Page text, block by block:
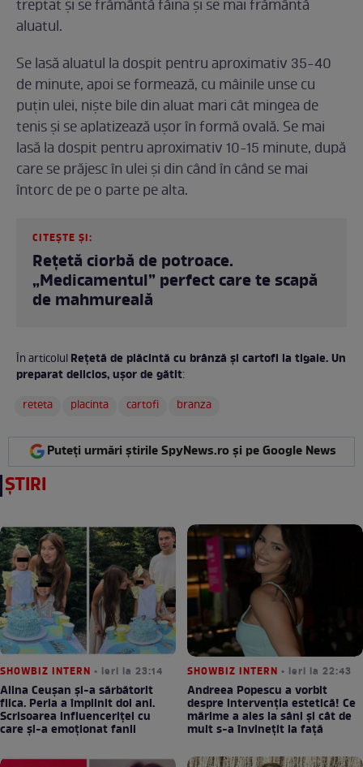
treptat și se frământă făina și se mai frământă
aluatul.
Se lasă aluatul la dospit pentru aproximativ 35-40
de minute, apoi se formează, cu mâinile unse cu
puțin ulei, niște bile din aluat mari cât mingea de
tenis și se aplatizează ușor în formă ovală. Se mai
lasă la dospit pentru aproximativ 10-15 minute, după
care se prăjesc în ulei și din când în când se mai
întorc de pe o parte pe alta.
CITEȘTE ȘI:
Rețetă ciorbă de potroace.
„Medicamentul” perfect care te scapă
de mahmureală
În articolulRețetă de plăcintă cu brânză și cartofi la tigaie. Un
preparat delicios, ușor de gătit:
reteta
placinta cartofi branza
Puteți urmări știrile SpyNews.ro și pe Google News
ȘTIRI
SHOWBIZ INTERN • ieri la 23:14
Alina Ceușan și-a sărbătorit
fiica. Perla a împlinit doi ani.
Scrisoarea influenceriței cu
care și-a emoționat fanii
SHOWBIZ INTERN • ieri la 22:43
Andreea Popescu a vorbit
despre intervenția estetică! Ce
mărime a ales la sâni și cât de
mult s-a învinețit la față